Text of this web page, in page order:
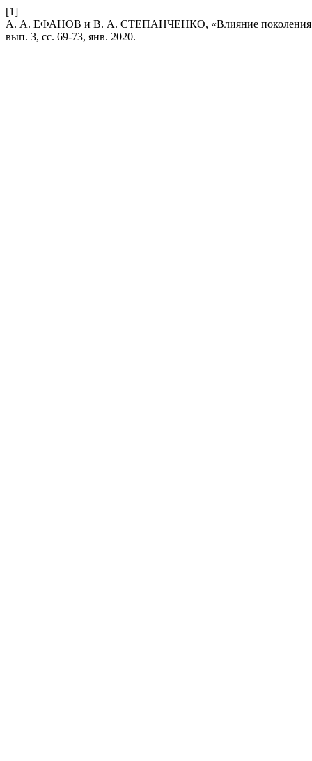
[1]
А. А. ЕФАНОВ и В. А. СТЕПАНЧЕНКО, «Влияние поколения Z
вып. 3, сс. 69-73, янв. 2020.